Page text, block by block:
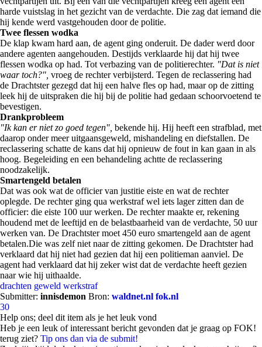
harde vuistslag in het gezicht van de verdachte. Die zag dat iemand die
hij kende werd vastgehouden door de politie.
Twee flessen wodka
De klap kwam hard aan, de agent ging onderuit. De dader werd door
andere agenten aangehouden. Destijds verklaarde hij dat hij twee
flessen wodka op had. Tot verbazing van de politierechter. "Dat is niet
waar toch?", vroeg de rechter verbijsterd. Tegen de reclassering had
de Drachtster gezegd dat hij een halve fles op had, maar op de zitting
leek hij de uitspraken die hij bij de politie had gedaan schoorvoetend te
bevestigen.
Drankprobleem
"Ik kan er niet zo goed tegen", bekende hij. Hij heeft een strafblad, met
daarop onder meer uitgaansgeweld, mishandeling en diefstallen. De
reclassering schatte de kans dat hij opnieuw de fout in kan gaan in als
hoog. Begeleiding en een behandeling achtte de reclassering
noodzakelijk.
Smartengeld betalen
Dat was ook wat de officier van justitie eiste en wat de rechter
oplegde. De rechter ging qua werkstraf wel iets lager zitten dan de
officier: die eiste 100 uur werken. De rechter maakte er, rekening
houdend met de leeftijd en de belastbaarheid van de verdachte, 50 uur
werken van. De Drachtster moet 450 euro smartengeld aan de agent
betalen.Die was zelf niet naar de zitting gekomen. De Drachtster had
verklaard dat hij niet had gezien dat hij een politieman aanviel. De
agent had verklaard dat hij zeker wist dat de verdachte heeft gezien
naar wie hij uithaalde.
drachten geweld werkstraf
Submitter: innisdemon Bron: waldnet.nl fok.nl
30
Help ons; deel dit item als je het leuk vond
Heb je een leuk of interessant bericht gevonden dat je graag op FOK!
terug ziet? Tip ons dan via de submit!